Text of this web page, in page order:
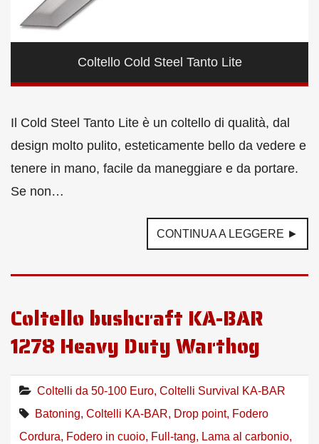
Coltello Cold Steel Tanto Lite
Il Cold Steel Tanto Lite è un coltello di qualità, dal
design molto pulito, esteticamente bello da vedere e
tenere in mano, facile da maneggiare e da portare.
Se non…
CONTINUA A LEGGERE ►
Coltello bushcraft KA-BAR
1278 Heavy Duty Warthog
Coltelli da 50-100 Euro, Coltelli Survival KA-BAR
Batoning, Coltelli KA-BAR, Drop point, Fodero
Cordura, Fodero in cuoio, Full-tang, Lama al carbonio,